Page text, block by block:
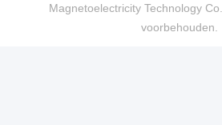
Magnetoelectricity Technology
voorbehouden.